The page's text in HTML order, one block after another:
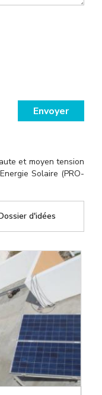
Envoyer
et moyen tension
Solaire (PRO-
d'idées